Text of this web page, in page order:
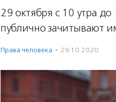
29 октября с 10 утра
публично зачитывают
Права человека · 29.10.2020